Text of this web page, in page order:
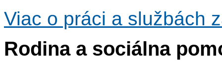
Viac o práci a službách
Rodina a sociálna